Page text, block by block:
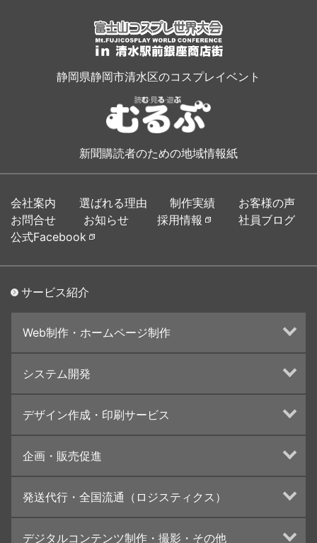
静岡県静岡市清水区のコスプレイベント
新聞購読者のための地域情報紙
会社案内 選ばれる理由 制作実績
お客様の声
お問合せ
お知らせ 採用情報
社員ブログ
公式Facebook
サービス紹介
Web制作・ホームページ制作
ランディングページ制作
Web分析・改善・コンサルティング
インターネット広告代行
UI・UXデザイン設計
システム開発
デザイン作成・印刷サービス
カタログデザインの制作・印刷
冊子/パンフレットのデザイン制作・印刷
学校・会社案内パンフレット制作・印刷
高精細印刷（スブリマ印刷）
社内報
企画・販売促進
ブランディング戦略
イベント運営
発送代行・全国流通（ロジスティクス）
デジタルコンテンツ制作・撮影・その他